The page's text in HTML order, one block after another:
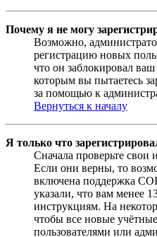
Почему я не могу
Возможно,
регистрацию новых
что он заблокировал
которым вы пытаетесь
за помощью к
Вернуться к началу
Я только что
Сначала проверьте свои
Если они верны, то
включена поддержка
указали, что вам менее
инструкциям. На
чтобы все новые
пользователями или